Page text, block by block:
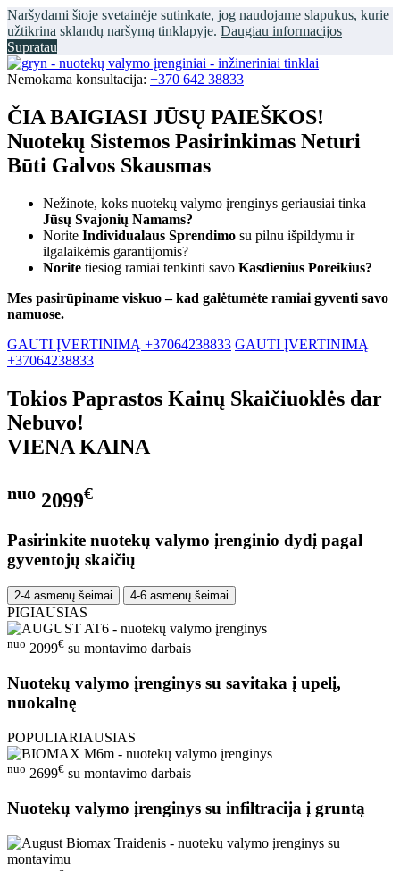
Naršydami šioje svetainėje sutinkate, jog naudojame slapukus, kurie
užtikrina sklandų naršymą tinklapyje. Daugiau informacijos
Supratau
Nemokama konsultacija: +370 642 38833
ČIA BAIGIASI JŪSŲ PAIEŠKOS!
Nuotekų Sistemos Pasirinkimas Neturi
Būti Galvos Skausmas
Nežinote, koks nuotekų valymo įrenginys geriausiai tinka
Jūsų Svajonių Namams?
Norite Individualaus Sprendimo su pilnu išpildymu ir
ilgalaikėmis garantijomis?
Norite tiesiog ramiai tenkinti savo Kasdienius Poreikius?
Mes pasirūpiname viskuo – kad galėtumėte ramiai gyventi savo
namuose.
GAUTI ĮVERTINIMĄ +37064238833 GAUTI ĮVERTINIMĄ
+37064238833
Tokios Paprastos Kainų Skaičiuoklės dar
Nebuvo!
VIENA KAINA
nuo 2099€
Pasirinkite nuotekų valymo įrenginio dydį pagal
gyventojų skaičių
2-4 asmenų šeimai 4-6 asmenų šeimai
PIGIAUSIAS
nuo 2099€ su montavimo darbais
Nuotekų valymo įrenginys su savitaka į upelį,
nuokalnę
POPULIARIAUSIAS
nuo 2699€ su montavimo darbais
Nuotekų valymo įrenginys su infiltracija į gruntą